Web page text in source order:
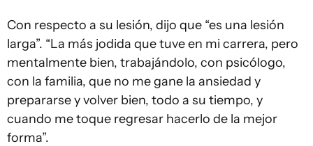
Con respecto a su lesión, dijo que “es una lesión
larga”. “La más jodida que tuve en mi carrera, pero
mentalmente bien, trabajándolo, con psicólogo,
con la familia, que no me gane la ansiedad y
prepararse y volver bien, todo a su tiempo, y
cuando me toque regresar hacerlo de la mejor
forma”.